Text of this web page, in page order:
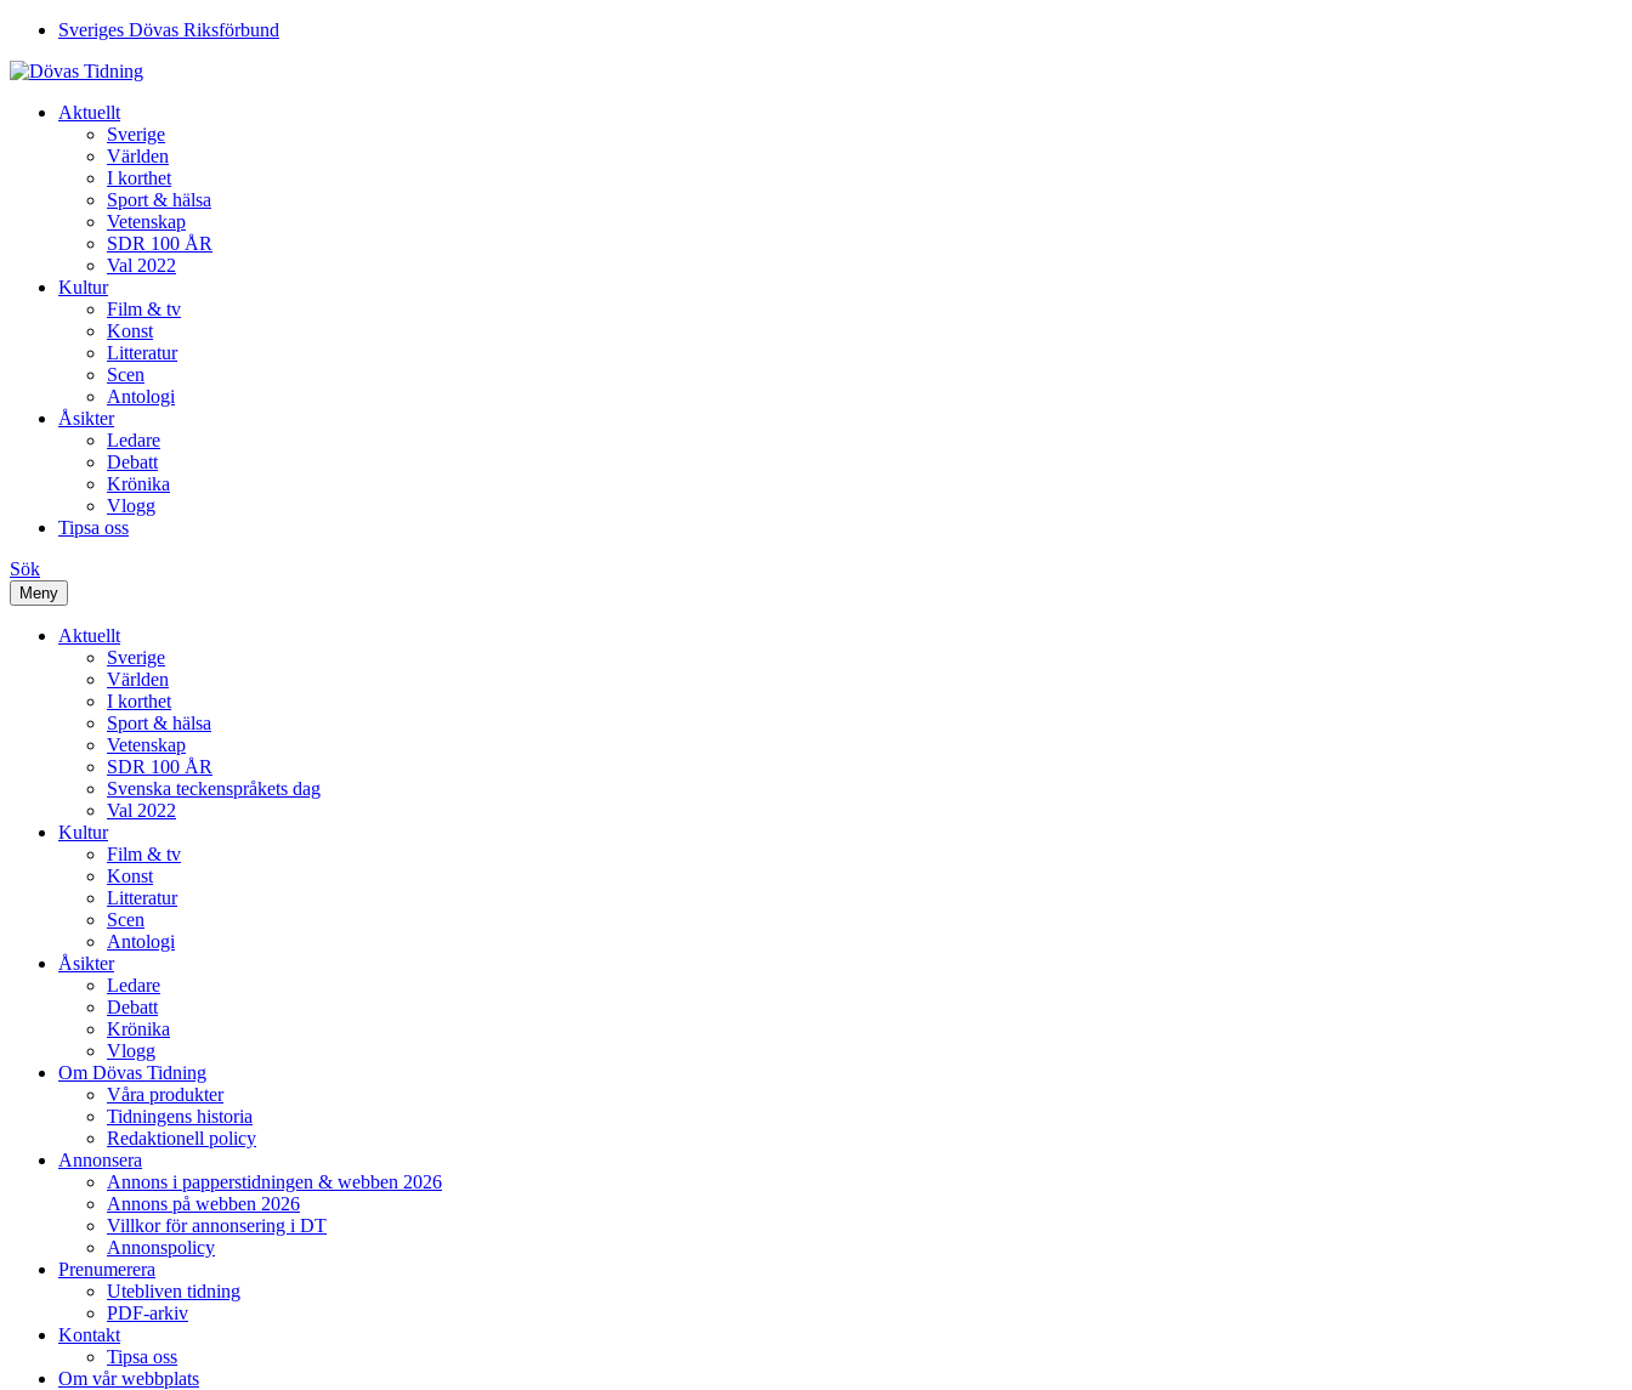
Sveriges Dövas Riksförbund
Aktuellt
Sverige
Världen
I korthet
Sport & hälsa
Vetenskap
SDR 100 ÅR
Val 2022
Kultur
Film & tv
Konst
Litteratur
Scen
Antologi
Åsikter
Ledare
Debatt
Krönika
Vlogg
Tipsa oss
Sök
Meny
Aktuellt
Sverige
Världen
I korthet
Sport & hälsa
Vetenskap
SDR 100 ÅR
Svenska teckenspråkets dag
Val 2022
Kultur
Film & tv
Konst
Litteratur
Scen
Antologi
Åsikter
Ledare
Debatt
Krönika
Vlogg
Om Dövas Tidning
Våra produkter
Tidningens historia
Redaktionell policy
Annonsera
Annons i papperstidningen & webben 2026
Annons på webben 2026
Villkor för annonsering i DT
Annonspolicy
Prenumerera
Utebliven tidning
PDF-arkiv
Kontakt
Tipsa oss
Om vår webbplats